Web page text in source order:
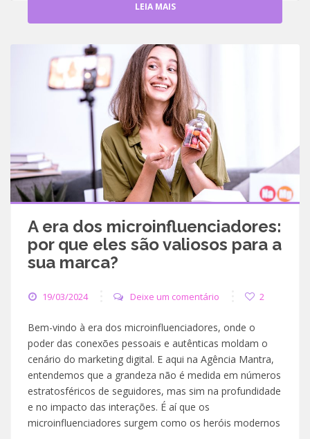
LEIA MAIS
A era dos microinfluenciadores:
por que eles são valiosos para a
sua marca?
19/03/2024 Deixe um comentário 2
Bem-vindo à era dos microinfluenciadores, onde o
poder das conexões pessoais e autênticas moldam o
cenário do marketing digital. E aqui na Agência Mantra,
entendemos que a grandeza não é medida em números
estratosféricos de seguidores, mas sim na profundidade
e no impacto das interações. É aí que os
microinfluenciadores surgem como os heróis modernos